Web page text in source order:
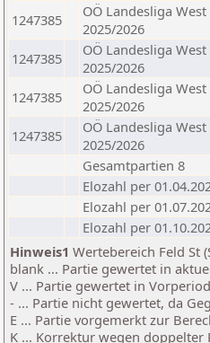
1247385
OÖ Landesliga West
2025/2026
1247385
OÖ Landesliga West
2025/2026
1247385
OÖ Landesliga West
2025/2026
1247385
OÖ Landesliga West
2025/2026
Gesamtpartien 8
Elozahl per
Elozahl per
Elozahl per
Hinweis1 Wertebereich Feld St
blank ... Partie gewertet in
V ... Partie gewertet in
- ... Partie nicht gewertet, da
E ... Partie vorgemerkt zur
K ... Korrektur wegen doppelter